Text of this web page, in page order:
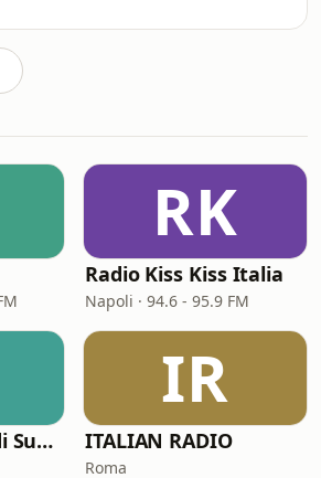
RK
Radio Kiss Kiss Italia
Napoli · 94.6 - 95.9 FM
RDS 100% Grandi Successi
IR
ITALIAN RADIO
Roma